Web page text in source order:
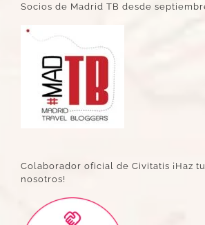
Socios de Madrid TB desde
Colaborador oficial de Civitatis ¡Haz
nosotros!